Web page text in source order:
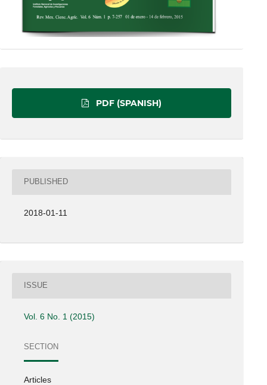
PDF (SPANISH)
PUBLISHED
2018-01-11
ISSUE
Vol. 6 No. 1 (2015)
SECTION
Articles